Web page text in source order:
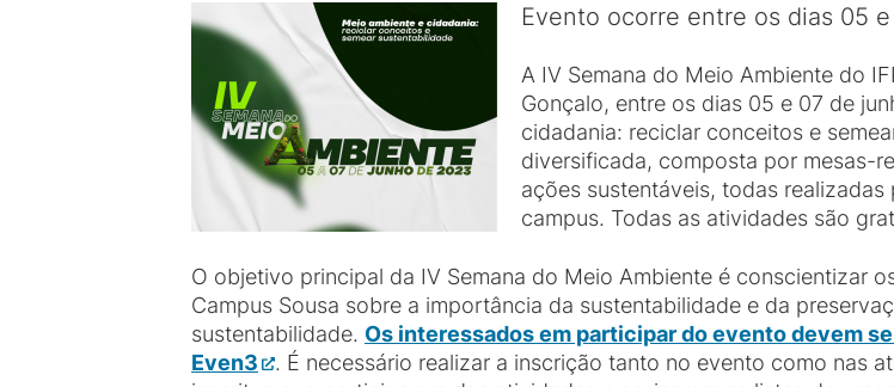
Evento ocorre entre os dias 05
A IV Semana do Meio Ambiente do
Gonçalo, entre os dias 05 e 07 de
cidadania: reciclar conceitos e
diversificada, composta por mesas-
ações sustentáveis, todas
campus. Todas as atividades são
O objetivo principal da IV Semana do Meio Ambiente é conscientizar
Campus Sousa sobre a importância da sustentabilidade e da
sustentabilidade. Os interessados em participar do evento devem
Even3
. É necessário realizar a inscrição tanto no evento como nas